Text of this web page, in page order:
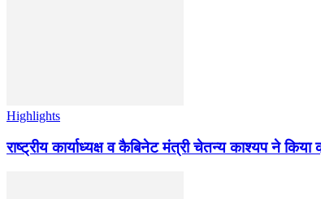
Highlights
राष्ट्रीय कार्याध्यक्ष व कैबिनेट मंत्री चेतन्य काश्यप ने